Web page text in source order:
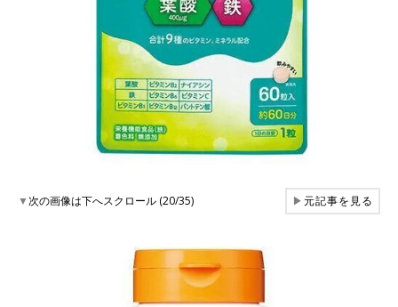
▼次の画像は下へスクロール (20/35) ▶元記事を見る